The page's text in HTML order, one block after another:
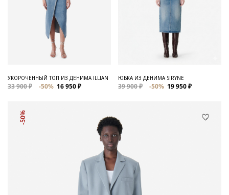
УКОРОЧЕННЫЙ ТОП ИЗ ДЕНИМА ILLIAN
33 900 ₽ -50% 16 950 ₽
ЮБКА ИЗ ДЕНИМА SIRYNE
39 900 ₽ -50% 19 950 ₽
-50%